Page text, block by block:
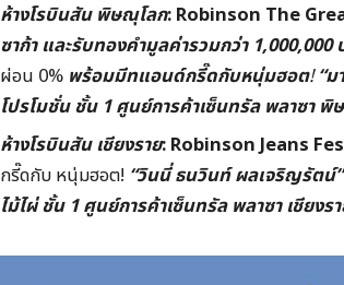
ห้างโรบินสัน พิษณุโลก: Robinson The
ซาก้า และรับทองคำมูลค่ารวมกว่า 1,000,000
ผ่อน 0% พร้อมมีทแอนด์กรี๊ดกับหนุ่มฮอต! “ม
โปรโมชั่น ชั้น 1ศูนย์การค้าเซ็นทรัล พลาซา พิ
ห้างโรบินสัน เชียงราย: Robinson Jeans
กรี๊ดกับ หนุ่มฮอต! “วินนี่ ธนวินท์ ผลเจริญรัตน์
ไม้ไผ่ชั้น 1ศูนย์การค้าเซ็นทรัล พลาซา เชียงร